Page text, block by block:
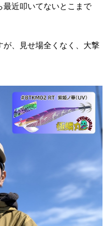
近叩いてないとこまで
、見せ場全くなく、大撃